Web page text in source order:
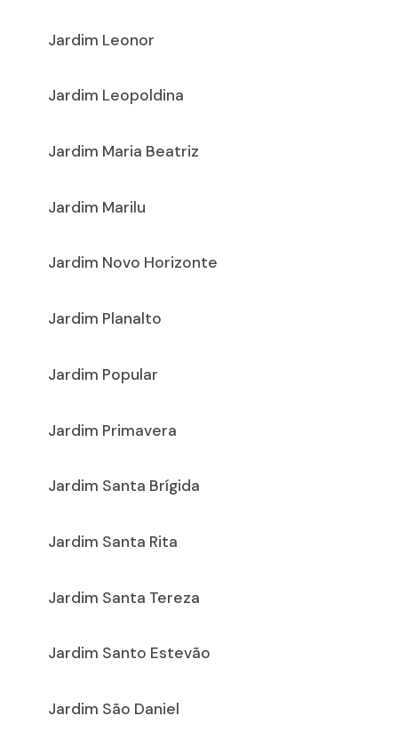
Jardim Leonor
Jardim Leopoldina
Jardim Maria Beatriz
Jardim Marilu
Jardim Novo Horizonte
Jardim Planalto
Jardim Popular
Jardim Primavera
Jardim Santa Brígida
Jardim Santa Rita
Jardim Santa Tereza
Jardim Santo Estevão
Jardim São Daniel